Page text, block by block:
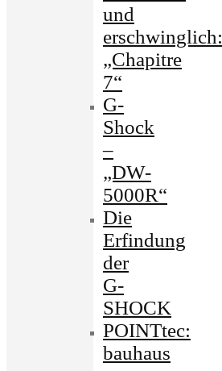
und
erschwinglich:
„Chapitre
7“
G-
Shock
–
„DW-
5000R“
Die
Erfindung
der
G-
SHOCK
POINTtec:
bauhaus